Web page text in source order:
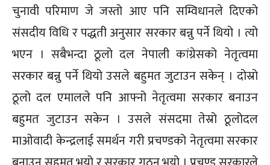
चुनावी परिमाण जे जस्तो आए पनि सम्विधानले दिएको
संसदीय विधि र पद्धती अनुसार सरकार बन्नु पर्ने थियो । त्यो
भएन । सबैभन्दा ठूलो दल नेपाली कांग्रेसको नेतृत्वमा
सरकार बन्नु पर्ने थियो उसले बहुमत जुटाउन सकेन् । दोस्रो
ठूलो दल एमालले पनि आफ्नो नेतृत्वमा सरकार बनाउन
बहुमत जुटाउन सकेन । उसले संसदमा तेस्रो ठूलोदल
माओवादी केन्द्रलाई समर्थन गरी प्रचण्डको नेतृत्वमा सरकार